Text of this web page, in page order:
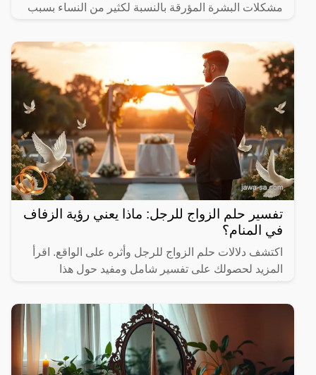
مشكلات البشرة المؤرقة بالنسبة لكثير من النساء بسبب
تفسير حلم الزواج للرجل: ماذا يعني رؤية الزفاف
في المنام؟
اكتشف دلالات حلم الزواج للرجل وأثره على الواقع. اقرأ
المزيد لحصولك على تفسير شامل ومفيد حول هذا